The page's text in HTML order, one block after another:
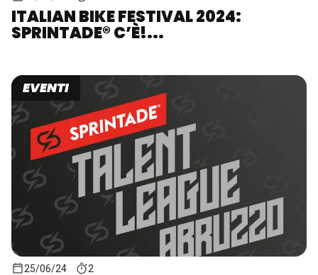
ITALIAN BIKE FESTIVAL 2024:
SPRINTADE® C’È!...
EVENTI
25/06/24 2